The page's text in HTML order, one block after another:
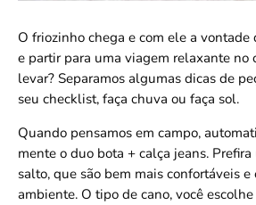
O friozinho chega e com ele a vontade
e partir para uma viagem relaxante no
levar? Separamos algumas dicas de
seu checklist, faça chuva ou faça sol.
Quando pensamos em campo,
mente o duo bota + calça jeans.
salto, que são bem mais confortáveis
ambiente. O tipo de cano, você